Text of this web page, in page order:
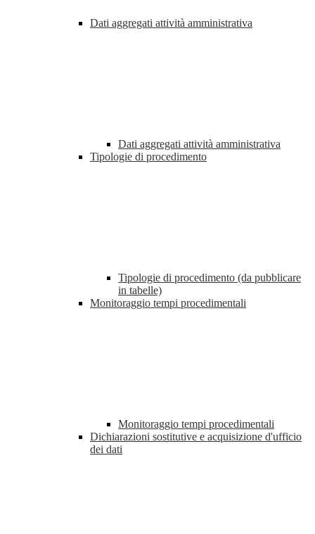
Dati aggregati attività amministrativa
Dati aggregati attività amministrativa
Tipologie di procedimento
Tipologie di procedimento (da pubblicare
in tabelle)
Monitoraggio tempi procedimentali
Monitoraggio tempi procedimentali
Dichiarazioni sostitutive e acquisizione d'ufficio
dei dati